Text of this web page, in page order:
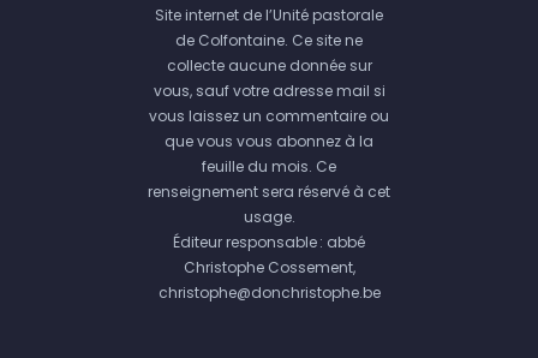
Site internet de l’Unité pastorale
de Colfontaine. Ce site ne
collecte aucune donnée sur
vous, sauf votre adresse mail si
vous laissez un commentaire ou
que vous vous abonnez à la
feuille du mois. Ce
renseignement sera réservé à cet
usage.
Éditeur responsable : abbé
Christophe Cossement,
christophe@donchristophe.be